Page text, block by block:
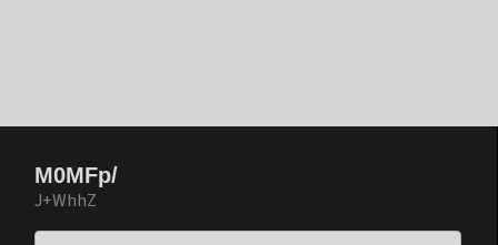
M0MFp/
J+WhhZ